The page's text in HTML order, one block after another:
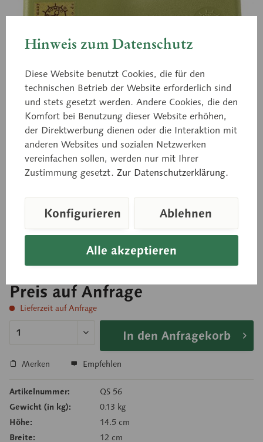
QS 56
Erster und zweiter
Halswirbel (Atlas und Axis)
nach der Natur modelliert, aus SOMSO-Plast®. Auf
Stativ montiert, so daß das Drehgelenk des Kopfes
demonstriert werden kann.
Preis auf Anfrage
Lieferzeit auf Anfrage
In den Anfragekorb
Merken Empfehlen
Artikelnummer:
QS 56
Gewicht (in kg):
0.13 kg
Höhe:
14.5 cm
Breite:
12 cm
Hinweis zum Datenschutz
Diese Website benutzt Cookies, die für den
technischen Betrieb der Website erforderlich sind
und stets gesetzt werden. Andere Cookies, die den
Komfort bei Benutzung dieser Website erhöhen,
der Direktwerbung dienen oder die Interaktion mit
anderen Websites und sozialen Netzwerken
vereinfachen sollen, werden nur mit Ihrer
Zustimmung gesetzt. Zur Datenschutzerklärung.
Alle akzeptieren
Konfigurieren Ablehnen